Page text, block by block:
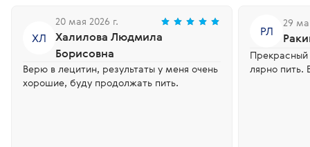
ХЛ
20 мая 2026 г.
Халилова Людмила
Борисовна
Верю в лецитин, результаты у меня очень
хорошие, буду продолжать пить.
РЛ
29
Прекрасный
лярно пить.